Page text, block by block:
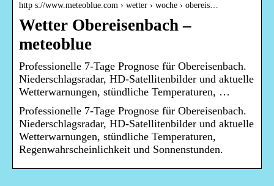
http s://www.meteoblue.com › wetter › woche › obereis…
Wetter Obereisenbach –
meteoblue
Professionelle 7-Tage Prognose für Obereisenbach.
Niederschlagsradar, HD-Satellitenbilder und aktuelle
Wetterwarnungen, stündliche Temperaturen, …
Professionelle 7-Tage Prognose für Obereisenbach.
Niederschlagsradar, HD-Satellitenbilder und aktuelle
Wetterwarnungen, stündliche Temperaturen,
Regenwahrscheinlichkeit und Sonnenstunden.